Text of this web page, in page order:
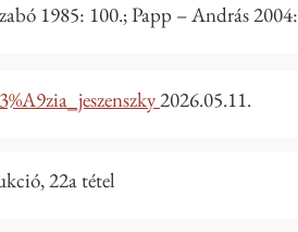
1985: 100.; Papp – András
2026.05.11.
22a tétel